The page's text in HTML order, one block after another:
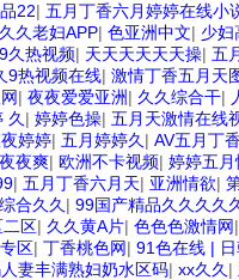
22| 五月丁香六月婷婷在线小
久老妇APP| 色亚洲中文| 少妇
9久热视频| 天天天天天天操| 五
9热视频在线| 激情丁香五月天
| 夜夜爱爱亚洲| 久久综合干|
久 | 婷婷色操| 五月天激情在线
婷婷| 五月婷婷久 | AV五月丁
夜爽| 欧洲不卡视频| 婷婷五月
| 五月丁香六月天| 亚洲情欲|
合久久 | 99国产精品久久久久
二区| 久久黄A片| 色色色激情网|
区| 丁香桃色网| 91色在线 |
妻丰满熟妇奶水区码| xx久久 |